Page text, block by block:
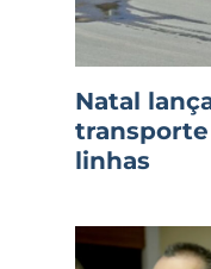
Natal
linhas